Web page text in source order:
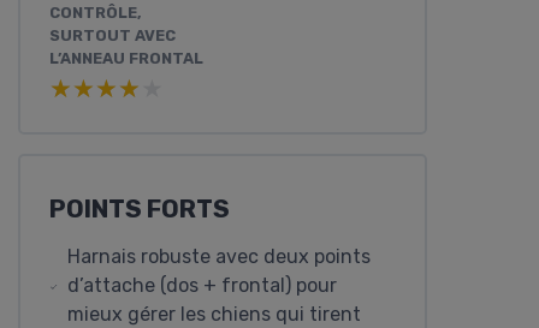
CONTRÔLE,
SURTOUT AVEC
L’ANNEAU FRONTAL
★★★★★
★★★★★
POINTS FORTS
Harnais robuste avec deux points
d’attache (dos + frontal) pour
mieux gérer les chiens qui tirent